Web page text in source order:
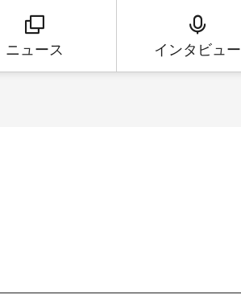
ニュース インタビュー